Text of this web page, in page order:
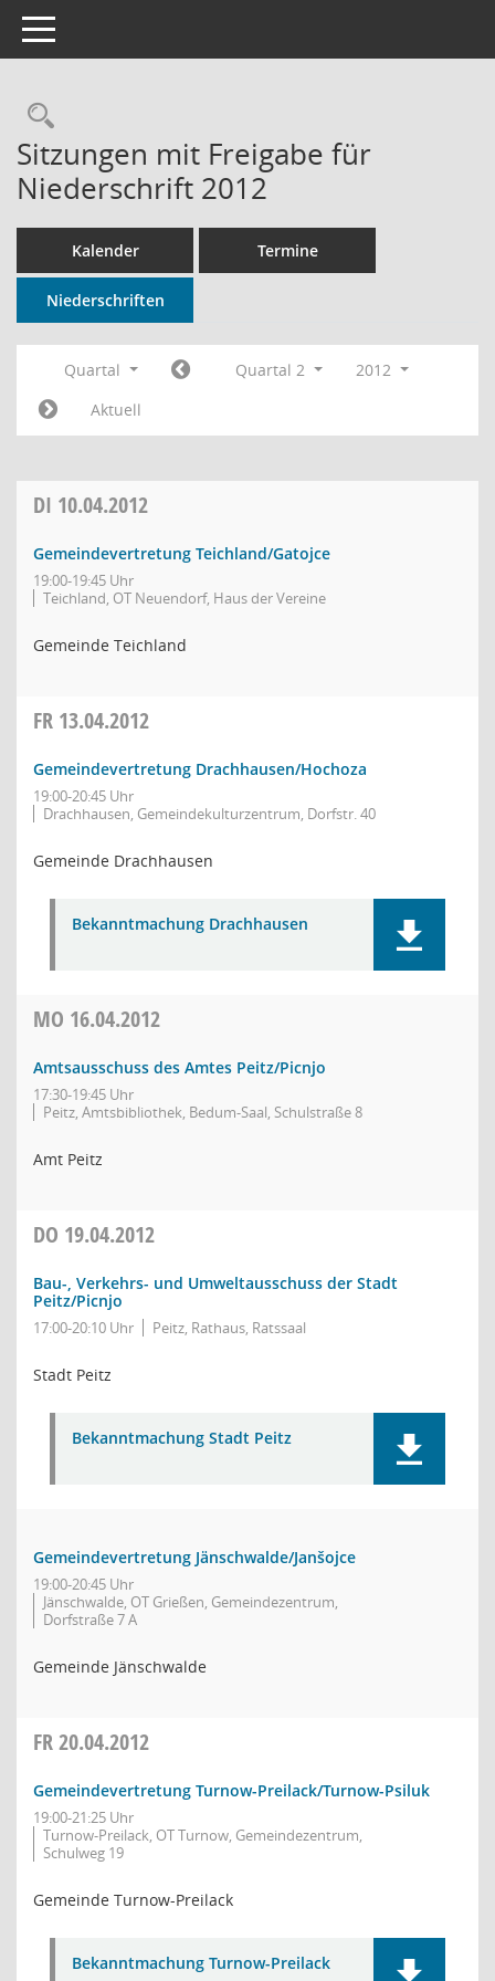
Toggle navigation
Rechercheauswahl
Sitzungen mit Freigabe für
Niederschrift 2012
Kalender Termine
Niederschriften
Quartal Quartal 2
2012
Aktuell
DI 10.04.2012
Gemeindevertretung Teichland/Gatojce
19:00-19:45 Uhr
Teichland, OT Neuendorf, Haus der Vereine
Gemeinde Teichland
FR 13.04.2012
Gemeindevertretung Drachhausen/Hochoza
19:00-20:45 Uhr
Drachhausen, Gemeindekulturzentrum, Dorfstr. 40
Gemeinde Drachhausen
Bekanntmachung Drachhausen
MO 16.04.2012
Amtsausschuss des Amtes Peitz/Picnjo
17:30-19:45 Uhr
Peitz, Amtsbibliothek, Bedum-Saal, Schulstraße 8
Amt Peitz
DO 19.04.2012
Bau-, Verkehrs- und Umweltausschuss der Stadt
Peitz/Picnjo
17:00-20:10 Uhr Peitz, Rathaus, Ratssaal
Stadt Peitz
Bekanntmachung Stadt Peitz
Gemeindevertretung Jänschwalde/Janšojce
19:00-20:45 Uhr
Jänschwalde, OT Grießen, Gemeindezentrum,
Dorfstraße 7 A
Gemeinde Jänschwalde
FR20.04.2012
Gemeindevertretung Turnow-Preilack/Turnow-Psiluk
19:00-21:25 Uhr
Turnow-Preilack, OT Turnow, Gemeindezentrum,
Schulweg 19
Gemeinde Turnow-Preilack
Bekanntmachung Turnow-Preilack